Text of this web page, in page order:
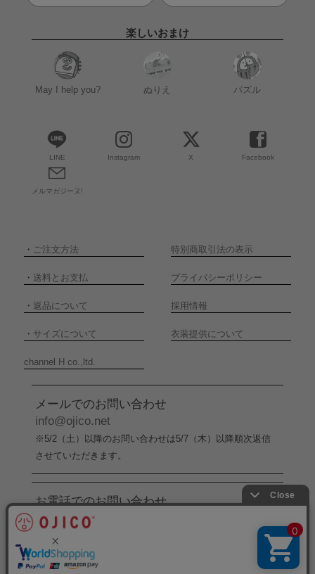
楽しいおまけ
May I help you? ぬりえ パズル
LINE Instagram X Facebook
メルマガジーヌ!
・ ご注文方法 特別商取引法の表示
・ 送料とお支払 プライバシーポリシー
・ 返品について 採用情報
・ サイズについて 衣装提供について
channel H co.,ltd.
メールでのお問い合わせ
info@ojico.net
※5/2（土）以降のお問い合わせは5/7（木）以降順次返信
させていただきます。
お電話でのお問い合わせ
076-246-5050
※5/2（土）から5/6（水）までの間はお電話でのお問い合
わせ受付をお休みさせていただきます。